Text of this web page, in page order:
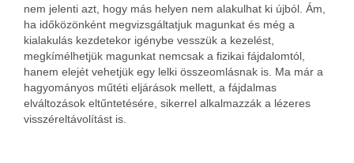
nem jelenti azt, hogy más helyen nem alakulhat ki újból. Ám,
ha időközönként megvizsgáltatjuk magunkat és még a
kialakulás kezdetekor igénybe vesszük a kezelést,
megkímélhetjük magunkat nemcsak a fizikai fájdalomtól,
hanem elejét vehetjük egy lelki összeomlásnak is. Ma már a
hagyományos műtéti eljárások mellett, a fájdalmas
elváltozások eltűntetésére, sikerrel alkalmazzák a lézeres
visszéreltávolítást is.